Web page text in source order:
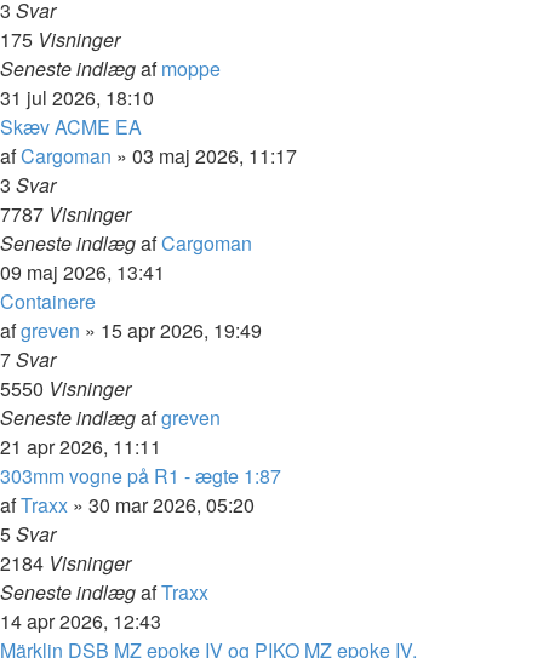
3 Svar
175 Visninger
Seneste indlægafmoppe
31 jul 2026, 18:10
Skæv ACME EA
afCargoman » 03 maj 2026, 11:17
3 Svar
7787 Visninger
Seneste indlægafCargoman
09 maj 2026, 13:41
Containere
afgreven » 15 apr 2026, 19:49
7Svar
5550 Visninger
Seneste indlægafgreven
21 apr 2026, 11:11
303mm vogne på R1 - ægte 1:87
afTraxx » 30 mar 2026, 05:20
5Svar
2184 Visninger
Seneste indlægafTraxx
14 apr 2026, 12:43
Märklin DSB MZ epoke IV og PIKO MZ epoke IV.